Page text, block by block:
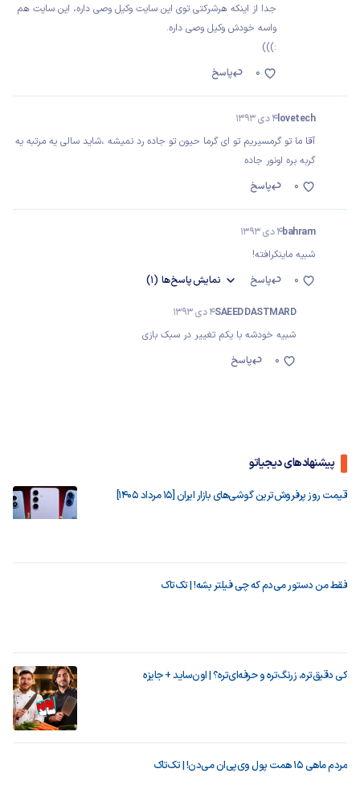
جدا از اینکه هرشرکتی توی این سایت وکیل وصی داره، این سایت هم
واسه خودش وکیل وصی داره.
:)))
پاسخ
0
lovetech4 دی 1393
آقا ما تو گرمسیریم تو ای گرما حیون تو جاده رد نمیشه ،شاید سالی یه مرتبه یه
گربه بره اونور جاده
پاسخ
0
bahram4 دی 1393
شبیه ماینکرافته!
پاسخ
نمایشپاسخ‌ها (1) 0
SAEED DASTMARD4 دی 1393
شبیه خودشه با یکم تغییر در سبک بازی
پاسخ
0
پیشنهادهای دیجیاتو
قیمت روز پرفروش‌ترین گوشی‌های بازار ایران [15 مرداد 1405]
فقط من دستور می‌دم که چی فیلتر بشه! | تک‌تاک
کی دقیق‌تره، زرنگ‌تره و حرفه‌ای‌تره؟ | اون‌ساید + جایزه
مردم ماهی ۱۵ همت پول وی‌پی‌ان می‌دن! | تک‌تاک